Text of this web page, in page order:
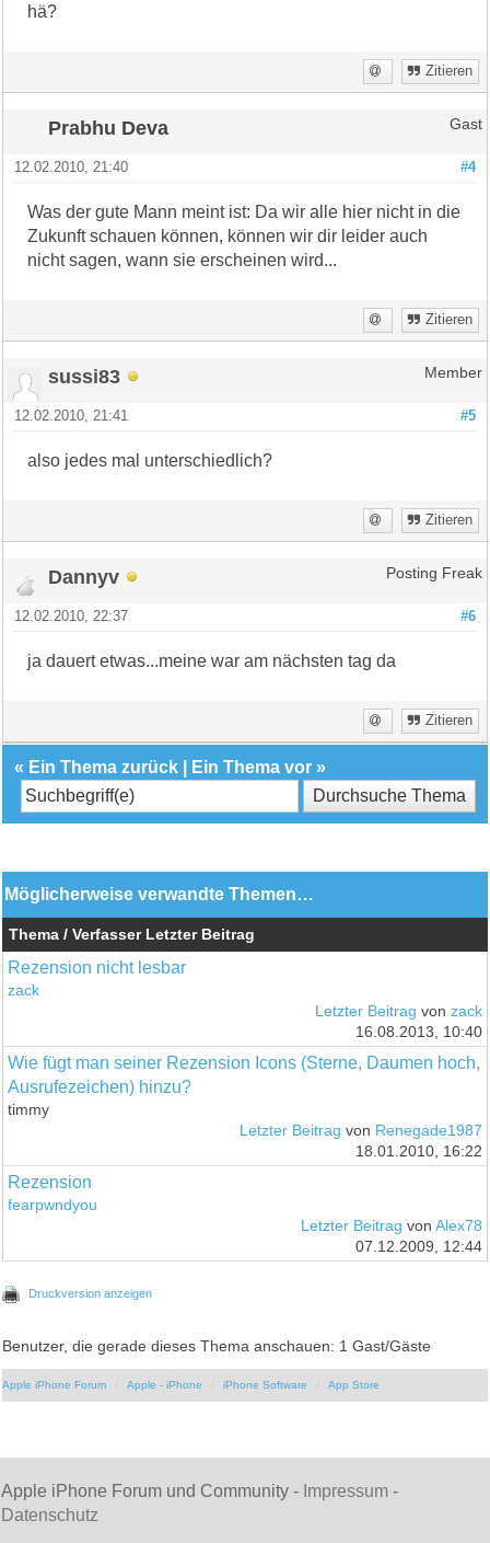
hä?
Zitieren
Prabhu Deva Gast
#4
12.02.2010, 21:40
Was der gute Mann meint ist: Da wir alle hier nicht in die
Zukunft schauen können, können wir dir leider auch
nicht sagen, wann sie erscheinen wird...
Zitieren
sussi83 Member
#5
12.02.2010, 21:41
also jedes mal unterschiedlich?
Zitieren
Dannyv Posting Freak
#6
12.02.2010, 22:37
ja dauert etwas...meine war am nächsten tag da
Zitieren
« Ein Thema zurück Ein Thema vor »
Möglicherweise verwandte Themen…
Thema / Verfasser Letzter Beitrag
Rezension nicht lesbar
zack
Letzter Beitrag von zack
16.08.2013, 10:40
Wie fügt man seiner Rezension Icons (Sterne, Daumen hoch,
Ausrufezeichen) hinzu?
timmy
Letzter Beitrag von Renegade1987
18.01.2010, 16:22
Rezension
fearpwndyou
Letzter Beitrag von Alex78
07.12.2009, 12:44
Druckversion anzeigen
Benutzer, die gerade dieses Thema anschauen: 1 Gast/Gäste
Apple iPhone Forum Apple - iPhone iPhone Software App Store
Apple iPhone Forum und Community - Impressum -
Datenschutz